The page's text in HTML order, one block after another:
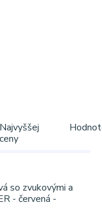
Najvyššej
ceny